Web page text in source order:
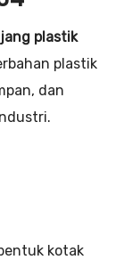
plastik
plastik
dan
kotak